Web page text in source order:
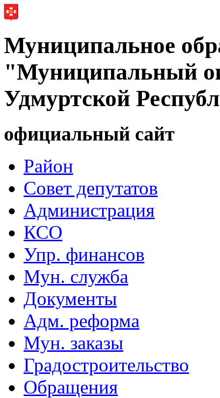
Муниципальное
"Муниципальный
Удмуртской
официальный сайт
Район
Совет депутатов
Администрация
КСО
Упр. финансов
Мун. служба
Документы
Адм. реформа
Мун. заказы
Градостроительство
Обращения